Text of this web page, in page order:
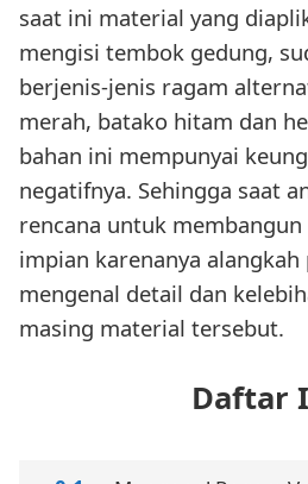
saat ini material yang
mengisi tembok gedung,
berjenis-jenis ragam
merah, batako hitam dan
bahan ini mempunyai
negatifnya. Sehingga saat
rencana untuk
impian karenanya alangkah
mengenal detail dan
masing material tersebut.
Daftar